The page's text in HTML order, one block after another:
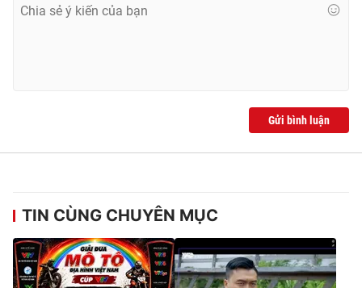
Gửi bình luận
TIN CÙNG CHUYÊN MỤC